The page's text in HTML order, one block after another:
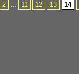
2 11 12 13 14